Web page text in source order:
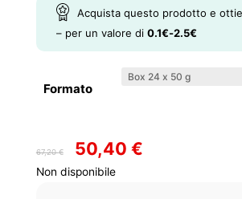
Acquista questo prodotto e
– per un valore di 0.1€-2.5€
Formato
67,20€
Il
prezzo
50,40 €Il
Non disponibile